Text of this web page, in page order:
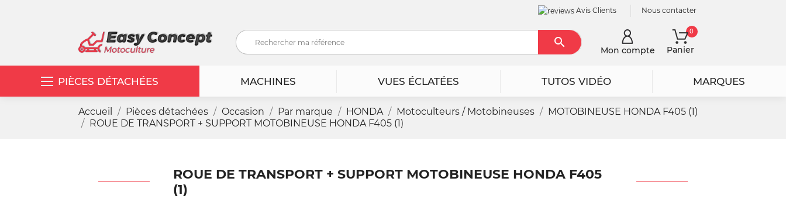
Avis Clients Nous contacter
RechercherMon compte Panier
0
PIÈCES DÉTACHÉES MACHINES VUES ÉCLATÉES TUTOS VIDÉO MARQUES
Accueil Pièces détachées Occasion Par marque HONDA Motoculteurs / Motobineuses
MOTOBINEUSE HONDA F405 (1)
ROUE DE TRANSPORT + SUPPORT MOTOBINEUSE HONDA F405 (1)
ROUE DE TRANSPORT + SUPPORT MOTOBINEUSE HONDA F405
(1)